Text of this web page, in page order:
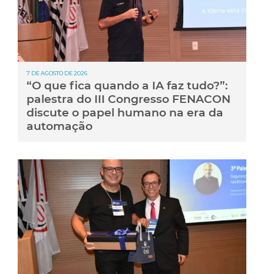
7 DE AGOSTO DE 2026
“O que fica quando a IA faz tudo?”:
palestra do III Congresso FENACON
discute o papel humano na era da
automação